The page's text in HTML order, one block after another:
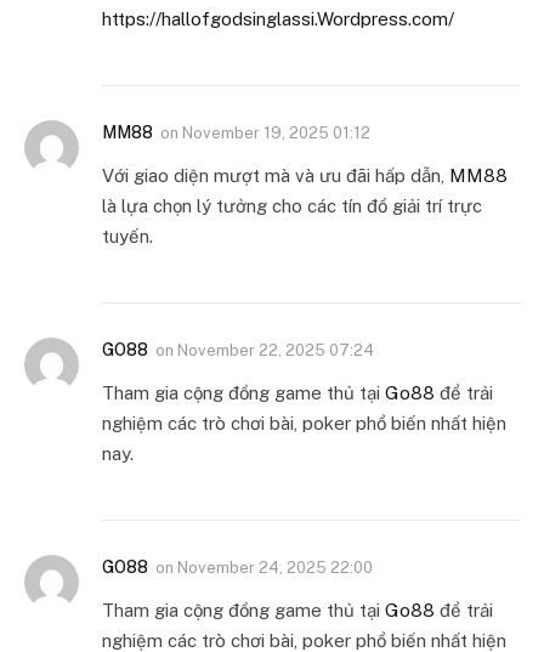
https://hallofgodsinglassi.Wordpress.com/
MM88 on November 19, 2025 01:12
Với giao diện mượt mà và ưu đãi hấp dẫn, MM88
là lựa chọn lý tưởng cho các tín đồ giải trí trực
tuyến.
GO88 on November 22, 2025 07:24
Tham gia cộng đồng game thủ tại Go88 để trải
nghiệm các trò chơi bài, poker phổ biến nhất hiện
nay.
GO88 on November 24, 2025 22:00
Tham gia cộng đồng game thủ tại Go88 để trải
nghiệm các trò chơi bài, poker phổ biến nhất hiện